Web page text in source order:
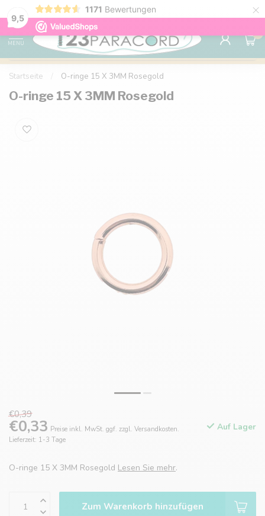
9,5
1171 Bewertungen ×
Kostenlose Lieferung nach Hause ab 150 €
MENU
0
Startseite O-ringe 15 X 3MM Rosegold
O-ringe 15 X 3MM Rosegold
€0,39
€0,33 Preise inkl. MwSt. ggf. zzgl. Versandkosten.
Lieferzeit: 1-3 Tage
Auf Lager
O-ringe 15 X 3MM Rosegold Lesen Sie mehr.
Zum Warenkorb hinzufügen